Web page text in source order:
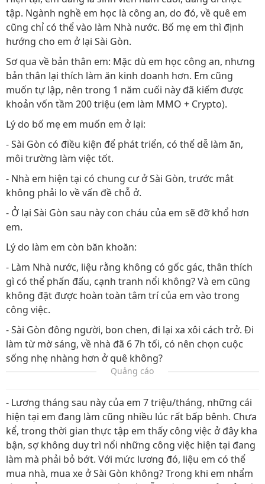
tập. Ngành nghề em học là công an, do đó, về quê em
cũng chỉ có thể vào làm Nhà nước. Bố mẹ em thì định
hướng cho em ở lại Sài Gòn.
Sơ qua về bản thân em: Mặc dù em học công an, nhưng
bản thân lại thích làm ăn kinh doanh hơn. Em cũng
muốn tự lập, nên trong 1 năm cuối này đã kiếm được
khoản vốn tầm 200 triệu (em làm MMO + Crypto).
Lý do bố mẹ em muốn em ở lại:
- Sài Gòn có điều kiện để phát triển, có thể dễ làm ăn,
môi trường làm việc tốt.
- Nhà em hiện tại có chung cư ở Sài Gòn, trước mắt
không phải lo về vấn đề chỗ ở.
- Ở lại Sài Gòn sau này con cháu của em sẽ đỡ khổ hơn
em.
Lý do làm em còn băn khoăn:
- Làm Nhà nước, liệu rằng không có gốc gác, thân thích
gì có thể phấn đấu, cạnh tranh nổi không? Và em cũng
không đặt được hoàn toàn tâm trí của em vào trong
công việc.
- Sài Gòn đông người, bon chen, đi lại xa xôi cách trở. Đi
làm từ mờ sáng, về nhà đã 6 7h tối, có nên chọn cuộc
sống nhẹ nhàng hơn ở quê không?
Quảng cáo
- Lương tháng sau này của em 7 triệu/tháng, những cái
hiện tại em đang làm cũng nhiều lúc rất bấp bênh. Chưa
kể, trong thời gian thực tập em thấy công việc ở đây kha
bận, sợ không duy trì nổi những công việc hiện tại đang
làm mà phải bỏ bớt. Với mức lương đó, liệu em có thể
mua nhà, mua xe ở Sài Gòn không? Trong khi em nhẩm